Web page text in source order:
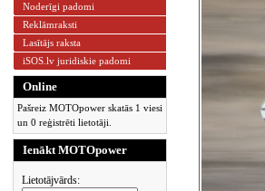
Noderīgi padomi
Reklāmraksti
Lasītājs raksta
iSOS.lv juridiskie padomi
Online
Pašreiz MOTOpower skatās 1 viesi
un 0 reģistrēti lietotāji.
Ienākt MOTOpower
Lietotājvārds: